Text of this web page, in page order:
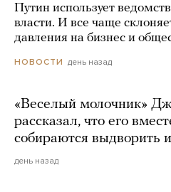
Путин использует
власти. И все чаще
давления на бизнес и
НОВОСТИ день назад
«Веселый молочник»
рассказал, что его
собираются выдворить
день назад